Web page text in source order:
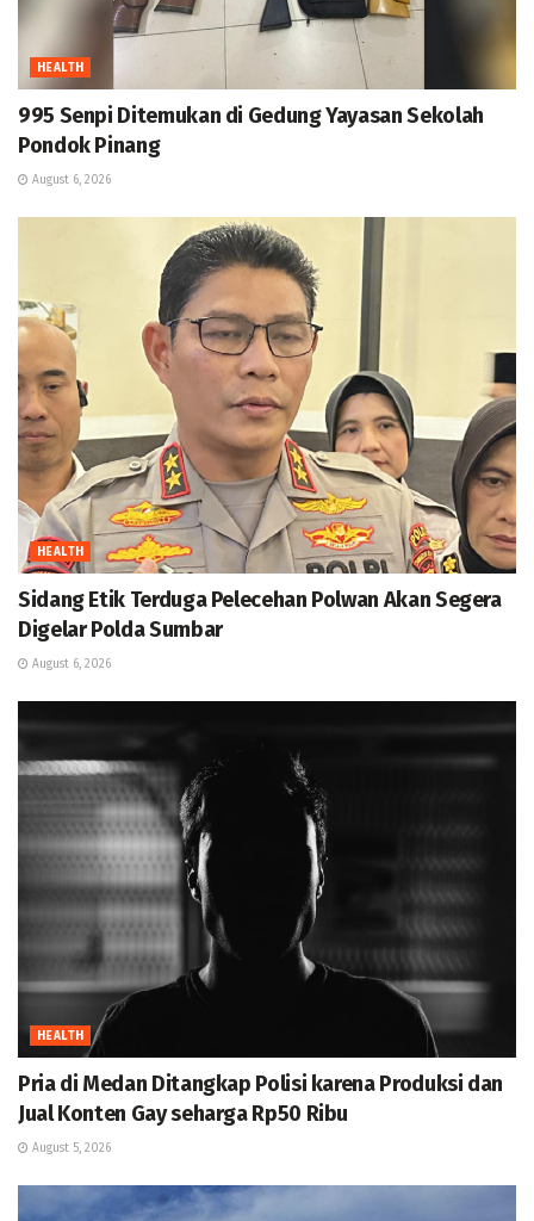
HEALTH
995 Senpi Ditemukan di Gedung Yayasan Sekolah
Pondok Pinang
August 6, 2026
HEALTH
Sidang Etik Terduga Pelecehan Polwan Akan Segera
Digelar Polda Sumbar
August 6, 2026
HEALTH
Pria di Medan Ditangkap Polisi karena Produksi dan
Jual Konten Gay seharga Rp50 Ribu
August 5, 2026